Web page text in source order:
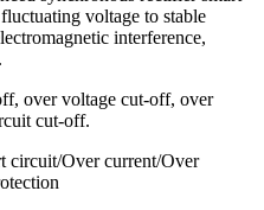
voltage to stable
interference,
over voltage cut-off, over
cut-off.
circuit/Over current/Over